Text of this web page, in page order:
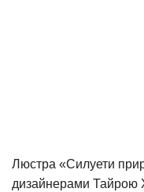
Люстра «Силуети
дизайнерами Тайрою